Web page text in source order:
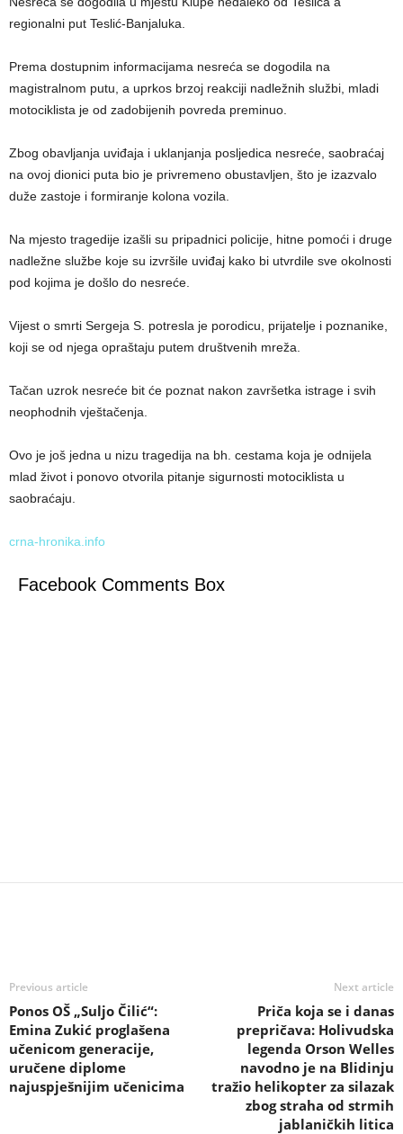
regionalni put Teslić-Banjaluka.
Prema dostupnim informacijama nesreća se dogodila na
magistralnom putu, a uprkos brzoj reakciji nadležnih službi, mladi
motociklista je od zadobijenih povreda preminuo.
Zbog obavljanja uviđaja i uklanjanja posljedica nesreće, saobraćaj
na ovoj dionici puta bio je privremeno obustavljen, što je izazvalo
duže zastoje i formiranje kolona vozila.
Na mjesto tragedije izašli su pripadnici policije, hitne pomoći i druge
nadležne službe koje su izvršile uviđaj kako bi utvrdile sve okolnosti
pod kojima je došlo do nesreće.
Vijest o smrti Sergeja S. potresla je porodicu, prijatelje i poznanike,
koji se od njega opraštaju putem društvenih mreža.
Tačan uzrok nesreće bit će poznat nakon završetka istrage i svih
neophodnih vještačenja.
Ovo je još jedna u nizu tragedija na bh. cestama koja je odnijela
mlad život i ponovo otvorila pitanje sigurnosti motociklista u
saobraćaju.
crna-hronika.info
Facebook Comments Box
Previous article
Ponos OŠ „Suljo Čilić“:
Emina Zukić proglašena
učenicom generacije,
uručene diplome
najuspješnijim učenicima
Next article
Priča koja se i danas
prepričava: Holivudska
legenda Orson Welles
navodno je na Blidinju
tražio helikopter za silazak
zbog straha od strmih
jablaničkih litica